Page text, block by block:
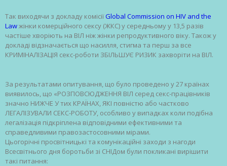
Так виходячи з докладу комісіїGlobal Commission on HIV and the
Lawжінки комерційного сексу (ЖКС) у середньому у 13,5 разів
частіше хворіють на ВІЛ ніж жінки репродуктивного віку. Також у
докладі відзначається що насилля, стигма та перш за все
КРИМІНАЛІЗАЦІЯ секс-роботи ЗБІЛЬШУЄ РИЗИК захворіти на ВІЛ.
За результатами опитування, що було проведено у 27 країнах
виявилось, що «РОЗПОВСЮДЖЕННЯ ВІЛ серед секс-працівників
значно НИЖЧЕ У тих КРАЇНАХ, ЯКІ повністю або частково
ЛЕГАЛІЗУВАЛИ СЕКС-РОБОТУ, особливо у випадках коли подібна
легалізація підкріплена відповідними ефективними та
справедливими правозастосовними мірами.
Цьогорічні просвітницькі та комунікаційні заходи з нагоди
Всесвітнього дня боротьби зі СНІДом були покликані вирішити
такі питання: